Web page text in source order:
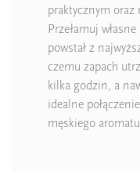
praktycznym
Przełamuj
powstał z
czemu zapach
kilka godzin, a
idealne
męskiego